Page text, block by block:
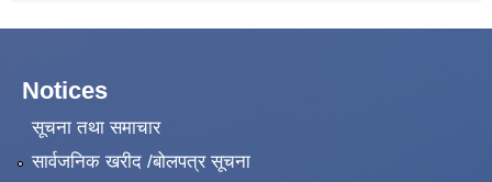
Notices
सूचना तथा समाचार
सार्वजनिक खरीद /बोलपत्र सूचना